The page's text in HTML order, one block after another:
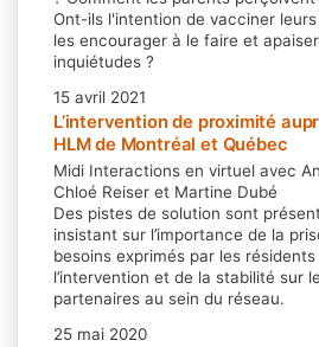
Ont-ils l'intention de vacciner
les encourager à le faire et
inquiétudes ?
15 avril 2021
L’intervention de proximité
HLM de Montréal et Québec
Midi Interactions en virtuel avec
Chloé Reiser et Martine Dubé
Des pistes de solution sont
insistant sur l’importance de la
besoins exprimés par les
l’intervention et de la stabilité sur
partenaires au sein du réseau.
25 mai 2020